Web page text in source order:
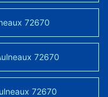
72670
72670
72670